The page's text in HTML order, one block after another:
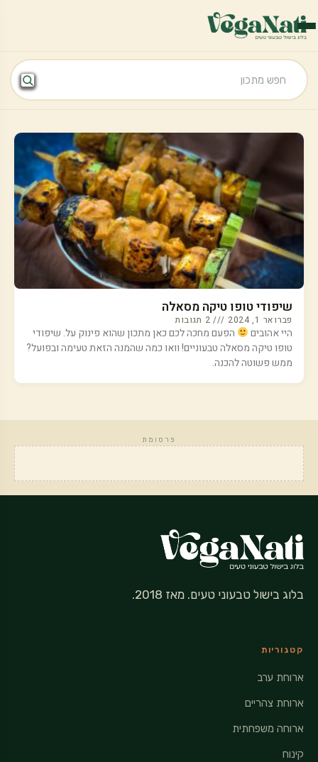
שיפודי טופו טיקה מסאלה
פברואר 1, 2024
היי אהובים
הפעם מחכה לכם כאן מתכון שהוא פינוק על. שיפודי
טופו טיקה מסאלה טבעוניים! וואו כמה שהמנה הזאת טעימה ובפועל?
ממש פשוטה להכנה.
פרסומת
בלוג בישול טבעוני טעים. מאז 2018.
קטגוריות
ארוחת ערב
ארוחת צהריים
ארוחה משפחתית
קינוח